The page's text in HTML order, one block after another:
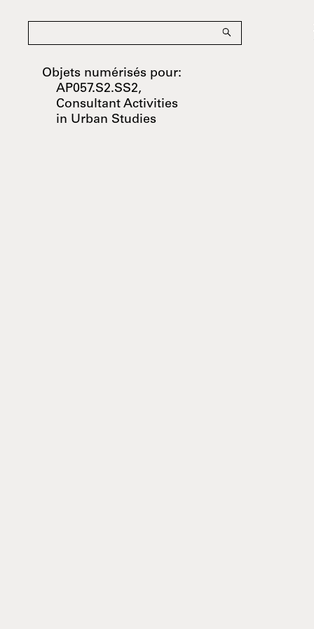
Objets numérisés pour:
AP057.S2.SS2,
Consultant Activities
in Urban Studies